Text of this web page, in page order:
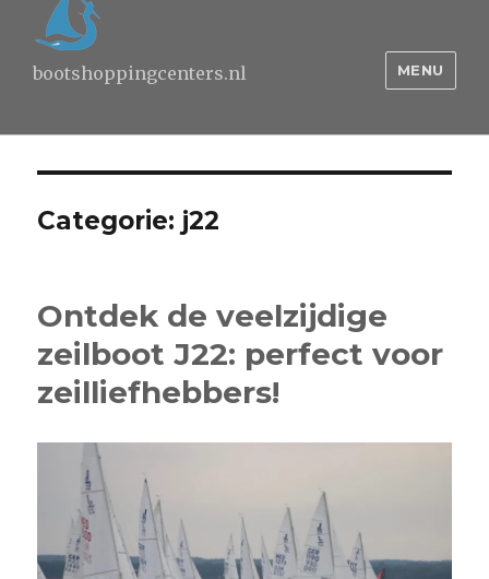
bootshoppingcenters.nl MENU
Categorie: j22
Ontdek de veelzijdige
zeilboot J22: perfect voor
zeilliefhebbers!